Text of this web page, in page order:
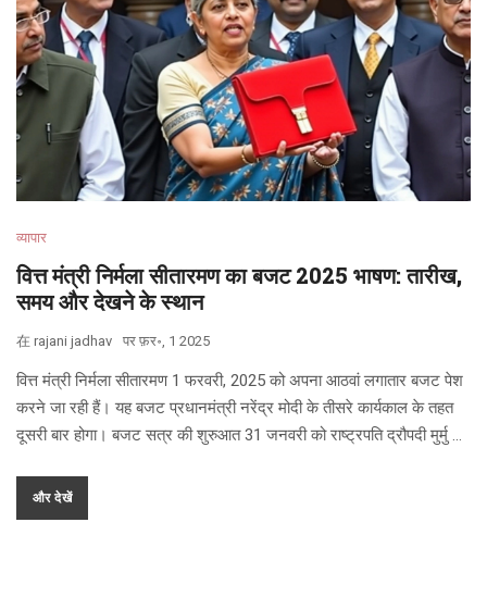
व्यापार
वित्त मंत्री निर्मला सीतारमण का बजट 2025 भाषण: तारीख,
समय और देखने के स्थान
在 rajani jadhav पर फ़र॰, 1 2025
वित्त मंत्री निर्मला सीतारमण 1 फरवरी, 2025 को अपना आठवां लगातार बजट पेश
करने जा रही हैं। यह बजट प्रधानमंत्री नरेंद्र मोदी के तीसरे कार्यकाल के तहत
दूसरी बार होगा। बजट सत्र की शुरुआत 31 जनवरी को राष्ट्रपति द्रौपदी मुर्मु के
प्रधानमंत्री ने इसके माध्यम से गरीबों और मध्यम वर्ग के लिए विशेष प्रावधानों की
ओर संकेत किया है।
और देखें